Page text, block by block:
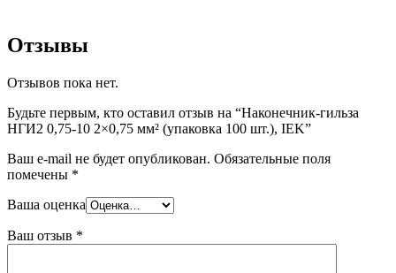
Отзывы
Отзывов пока нет.
Будьте первым, кто оставил отзыв на “Наконечник-гильза
НГИ2 0,75-10 2×0,75 мм² (упаковка 100 шт.), IEK”
Ваш e-mail не будет опубликован. Обязательные поля
помечены *
Ваша оценка
Ваш отзыв *